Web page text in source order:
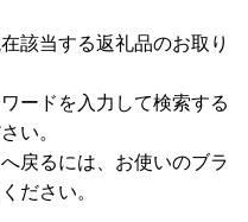
該当する返礼品のお取り
ードを入力して検索する
い。
戻るには、お使いのブラ
ださい。